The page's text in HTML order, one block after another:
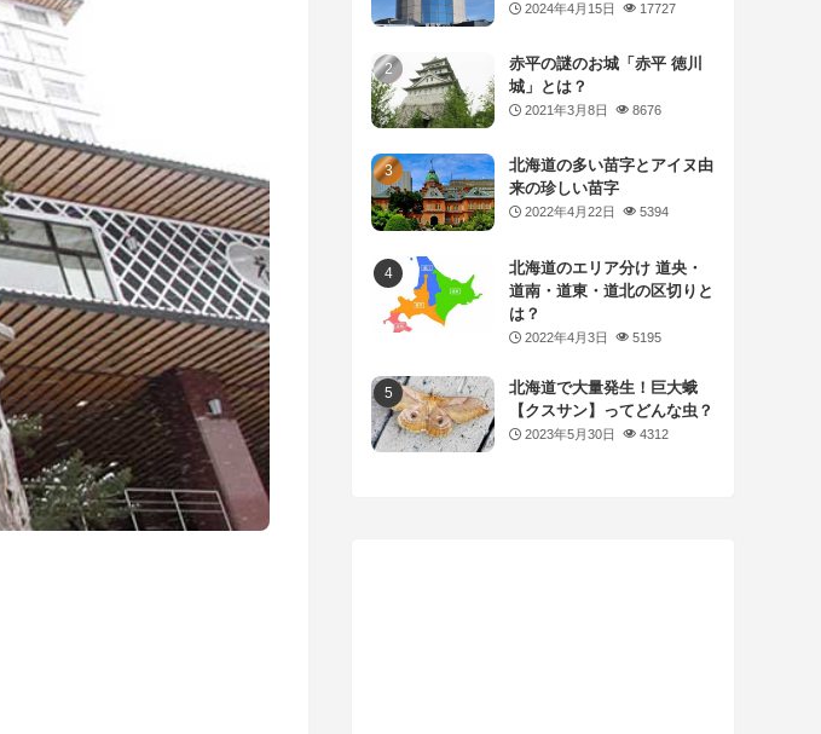
2024年4月15日 17727
赤平の謎のお城「赤平 徳川
城」とは？
2021年3月8日 8676
北海道の多い苗字とアイヌ由
来の珍しい苗字
2022年4月22日 5394
北海道のエリア分け 道央・
道南・道東・道北の区切りと
は？
2022年4月3日 5195
北海道で大量発生！巨大蛾
【クスサン】ってどんな虫？
2023年5月30日 4312